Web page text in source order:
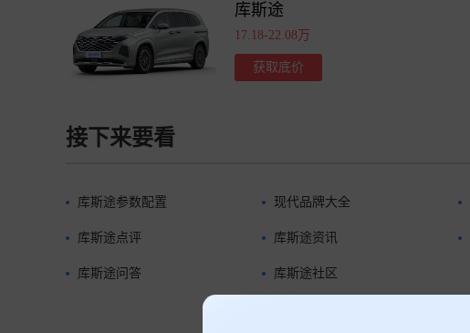
库斯途
17.18-22.08万
获取底价
接下来要看
库斯途参数配置 现代品牌大全
库斯途点评
库斯途资讯
库斯途问答
库斯途社区